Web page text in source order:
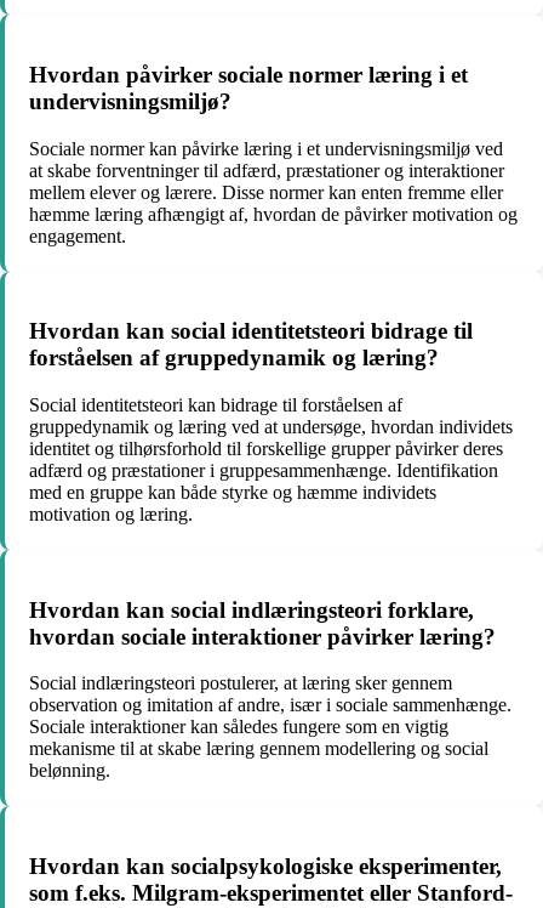
Hvordan påvirker sociale normer læring i et
undervisningsmiljø?
Sociale normer kan påvirke læring i et undervisningsmiljø ved
at skabe forventninger til adfærd, præstationer og interaktioner
mellem elever og lærere. Disse normer kan enten fremme eller
hæmme læring afhængigt af, hvordan de påvirker motivation og
engagement.
Hvordan kan social identitetsteori bidrage til
forståelsen af gruppedynamik og læring?
Social identitetsteori kan bidrage til forståelsen af
gruppedynamik og læring ved at undersøge, hvordan individets
identitet og tilhørsforhold til forskellige grupper påvirker deres
adfærd og præstationer i gruppesammenhænge. Identifikation
med en gruppe kan både styrke og hæmme individets
motivation og læring.
Hvordan kan social indlæringsteori forklare,
hvordan sociale interaktioner påvirker læring?
Social indlæringsteori postulerer, at læring sker gennem
observation og imitation af andre, især i sociale sammenhænge.
Sociale interaktioner kan således fungere som en vigtig
mekanisme til at skabe læring gennem modellering og social
belønning.
Hvordan kan socialpsykologiske eksperimenter,
som f.eks. Milgram-eksperimentet eller Stanford-